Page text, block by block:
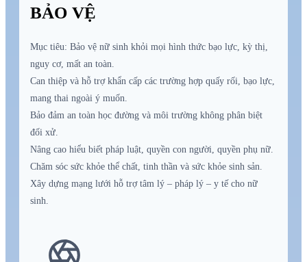
BẢO VỆ
Mục tiêu: Bảo vệ nữ sinh khỏi mọi hình thức bạo lực, kỳ thị,
nguy cơ, mất an toàn.
Can thiệp và hỗ trợ khẩn cấp các trường hợp quấy rối, bạo lực,
mang thai ngoài ý muốn.
Bảo đảm an toàn học đường và môi trường không phân biệt
đối xử.
Nâng cao hiểu biết pháp luật, quyền con người, quyền phụ nữ.
Chăm sóc sức khỏe thể chất, tinh thần và sức khỏe sinh sản.
Xây dựng mạng lưới hỗ trợ tâm lý – pháp lý – y tế cho nữ
sinh.